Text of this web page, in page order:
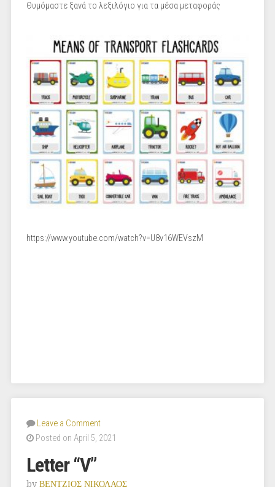
Θυμόμαστε ξανά το λεξιλόγιο για τα μέσα μεταφοράς
https://www.youtube.com/watch?v=U8v16WEVszM
Leave a Comment
Posted on April 5, 2021
Letter “V”
by ΒΕΝΤΖΙΟΣ ΝΙΚΟΛΑΟΣ